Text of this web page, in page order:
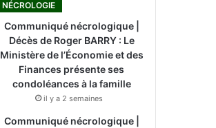
NÉCROLOGIE
Communiqué nécrologique |
Décès de Roger BARRY : Le
Ministère de l’Économie et des
Finances présente ses
condoléances à la famille
il y a 2 semaines
Communiqué nécrologique |